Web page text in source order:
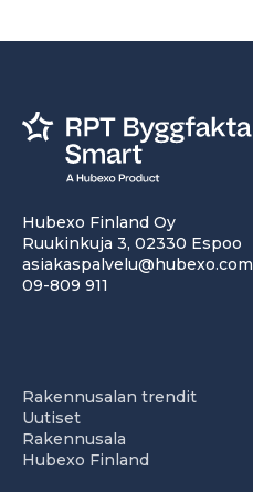
Hubexo Finland Oy
Ruukinkuja 3, 02330 Espoo
asiakaspalvelu@hubexo.com
09-809 911
Rakennusalan trendit
Uutiset
Rakennusala
Hubexo Finland